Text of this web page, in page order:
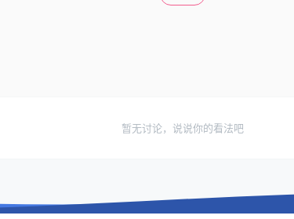
暂无讨论，说说你的看法吧